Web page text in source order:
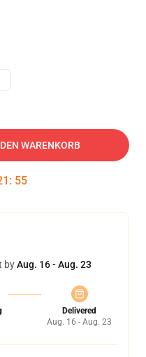
WARENKORB
: 54
byAug. 16 - Aug. 23
Delivered
Aug. 16 - Aug. 23